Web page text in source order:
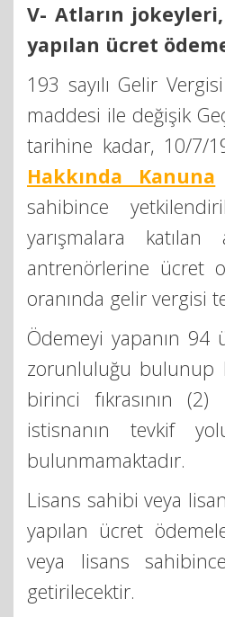
V- Atların
yapılan ücret
193 sayılı Gelir
maddesi ile değişik
tarihine kadar, 10/7/
Hakkında Kanuna
sahibince
yarışmalara
antrenörlerine ücret
oranında gelir vergisi
Ödemeyi yapanın 94
zorunluluğu bulunup
birinci fıkrasının
istisnanın tevkif
bulunmamaktadır.
Lisans sahibi veya
yapılan ücret
veya lisans
getirilecektir.